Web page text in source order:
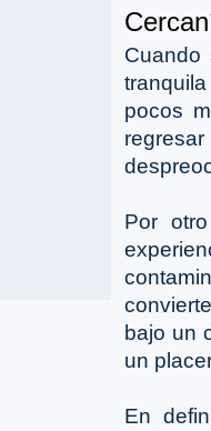
Cuando
pocos
Por
bajo un
un
En